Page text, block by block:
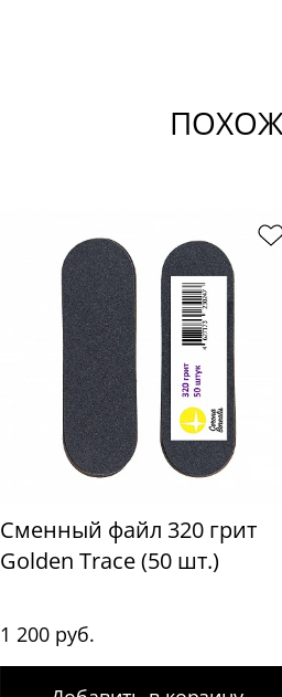
Сменный файл 320 грит
Golden Trace (50 шт.)
1 200 руб.